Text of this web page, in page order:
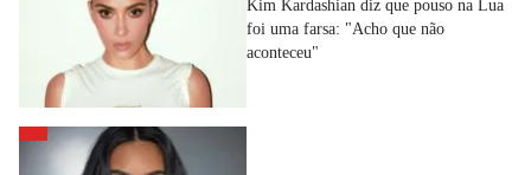
Kim Kardashian diz que pouso na Lua
foi uma farsa: "Acho que não
aconteceu"